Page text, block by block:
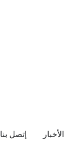
الأخبار إتصل بنا